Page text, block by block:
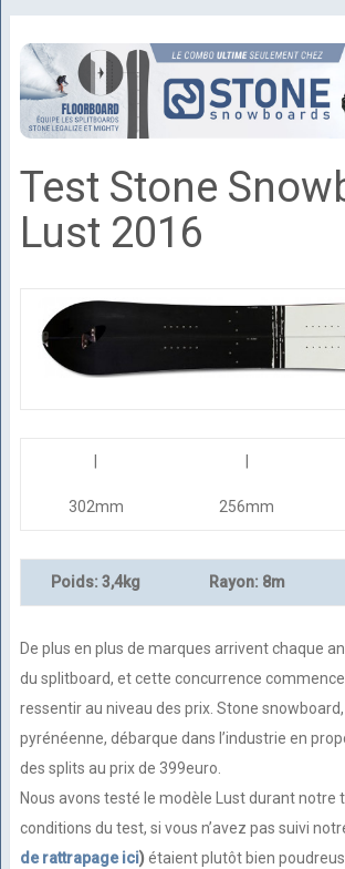
Test Stone
Lust 2016
302mm 256mm
Poids: 3,4kg Rayon: 8m
De plus en plus de marques arrivent chaque
du splitboard, et cette concurrence
ressentir au niveau des prix. Stone
pyrénéenne, débarque dans l’industrie en
des splits au prix de 399euro.
Nous avons testé le modèle Lust durant notre
conditions du test, si vous n’avez pas suivi
de rattrapage ici)étaient plutôt bien